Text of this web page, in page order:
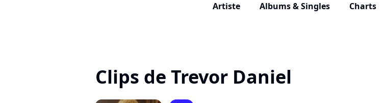
Artiste Albums & Singles Charts
Clips de Trevor Daniel